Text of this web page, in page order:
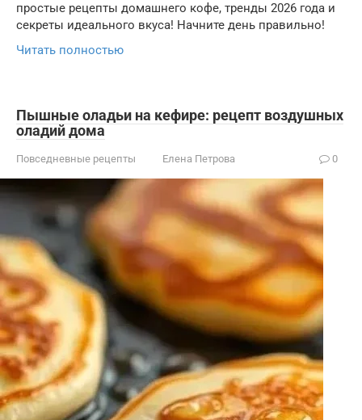
простые рецепты домашнего кофе, тренды 2026 года и
секреты идеального вкуса! Начните день правильно!
Читать полностью
Пышные оладьи на кефире: рецепт воздушных
оладий дома
Повседневные рецепты Елена Петрова 0